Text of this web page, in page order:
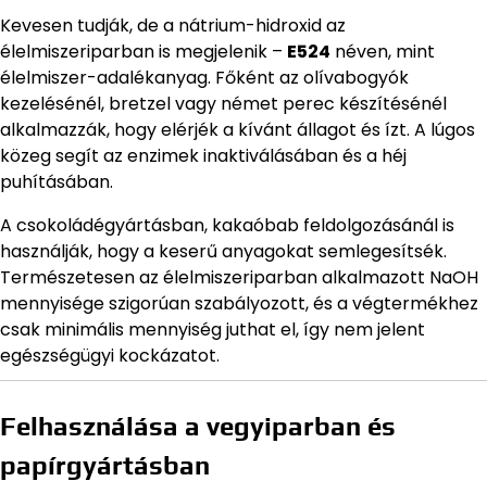
Kevesen tudják, de a nátrium-hidroxid az
élelmiszeriparban is megjelenik – E524 néven, mint
élelmiszer-adalékanyag. Főként az olívabogyók
kezelésénél, bretzel vagy német perec készítésénél
alkalmazzák, hogy elérjék a kívánt állagot és ízt. A lúgos
közeg segít az enzimek inaktiválásában és a héj
puhításában.
A csokoládégyártásban, kakaóbab feldolgozásánál is
használják, hogy a keserű anyagokat semlegesítsék.
Természetesen az élelmiszeriparban alkalmazott NaOH
mennyisége szigorúan szabályozott, és a végtermékhez
csak minimális mennyiség juthat el, így nem jelent
egészségügyi kockázatot.
Felhasználása a vegyiparban és
papírgyártásban